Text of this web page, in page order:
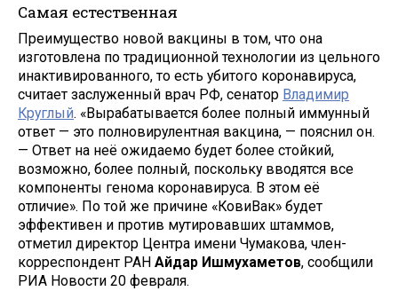
Самая естественная
Преимущество новой вакцины в том, что она
изготовлена по традиционной технологии из цельного
инактивированного, то есть убитого коронавируса,
считает заслуженный врач РФ, сенатор Владимир
Круглый. «Вырабатывается более полный иммунный
ответ — это полновирулентная вакцина, — пояснил он.
— Ответ на неё ожидаемо будет более стойкий,
возможно, более полный, поскольку вводятся все
компоненты генома коронавируса. В этом её
отличие». По той же причине «КовиВак» будет
эффективен и против мутировавших штаммов,
отметил директор Центра имени Чумакова, член-
корреспондент РАН Айдар Ишмухаметов, сообщили
РИА Новости 20 февраля.